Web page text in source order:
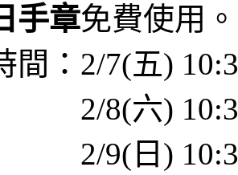
手章免費使用。
：2/7(五)
2/8(六)
2/9(日)